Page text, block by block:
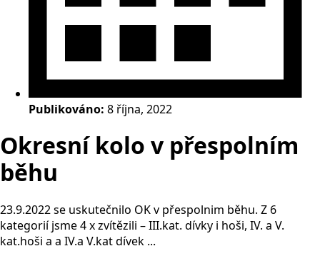
Publikováno: 8 října, 2022
Okresní kolo v přespolním
běhu
23.9.2022 se uskutečnilo OK v přespolnim běhu. Z 6
kategorií jsme 4 x zvítězili – III.kat. dívky i hoši, IV. a V.
kat.hoši a a IV.a V.kat dívek ...